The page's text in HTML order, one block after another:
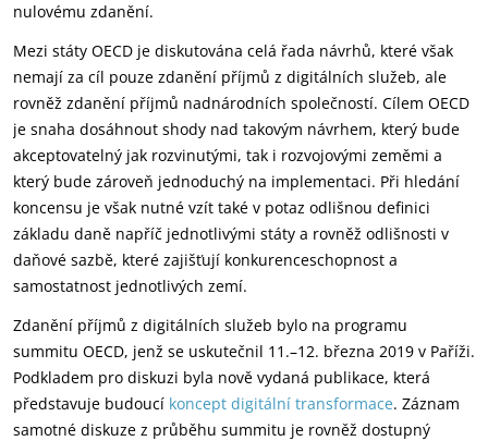
nulovému zdanění.
Mezi státy OECD je diskutována celá řada návrhů, které však
nemají za cíl pouze zdanění příjmů z digitálních služeb, ale
rovněž zdanění příjmů nadnárodních společností. Cílem OECD
je snaha dosáhnout shody nad takovým návrhem, který bude
akceptovatelný jak rozvinutými, tak i rozvojovými zeměmi a
který bude zároveň jednoduchý na implementaci. Při hledání
koncensu je však nutné vzít také v potaz odlišnou definici
základu daně napříč jednotlivými státy a rovněž odlišnosti v
daňové sazbě, které zajišťují konkurenceschopnost a
samostatnost jednotlivých zemí.
Zdanění příjmů z digitálních služeb bylo na programu
summitu OECD, jenž se uskutečnil 11.–12. března 2019 v Paříži.
Podkladem pro diskuzi byla nově vydaná publikace, která
představuje budoucí koncept digitální transformace. Záznam
samotné diskuze z průběhu summitu je rovněž dostupný